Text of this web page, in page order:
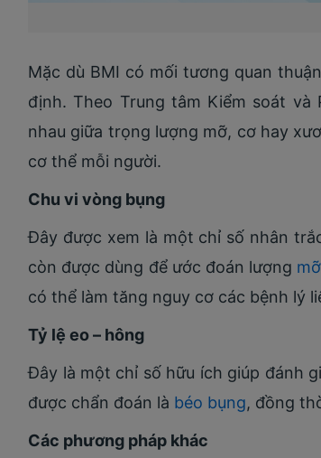
Mặc dù BMI có mối tương quan
định. Theo Trung tâm Kiểm soát và
nhau giữa trọng lượng mỡ, cơ hay
cơ thể mỗi người.
Chu vi vòng bụng
Đây được xem là một chỉ số nhân
còn được dùng để ước đoán lượng
có thể làm tăng nguy cơ các bệnh lý
Tỷ lệ eo – hông
Đây là một chỉ số hữu ích giúp đánh
được chẩn đoán là béo bụng, đồng
Các phương pháp khác